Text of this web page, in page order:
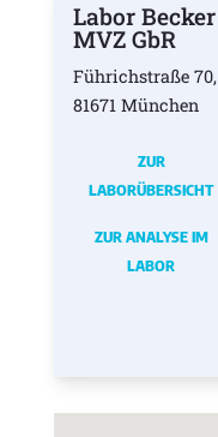
Labor Becker
MVZ GbR
Führichstraße 70,
81671 München
ZUR
LABORÜBERSICHT
ZUR ANALYSE IM
LABOR